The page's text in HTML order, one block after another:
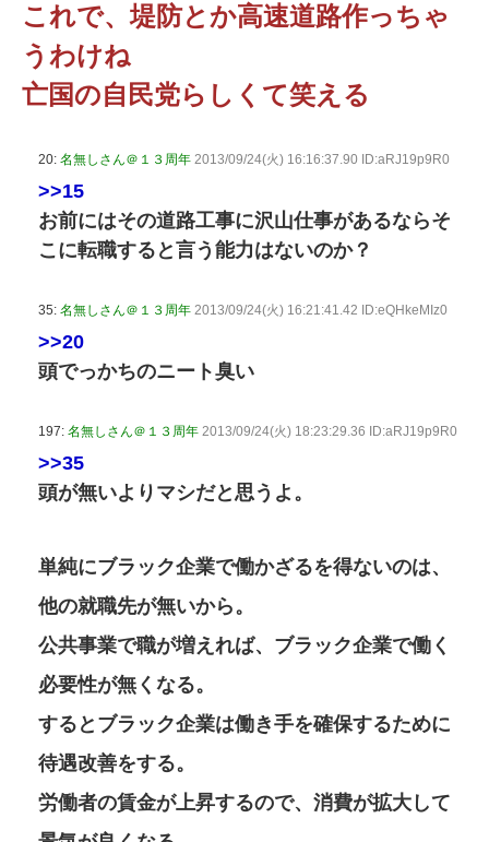
これで、堤防とか高速道路作っちゃ
うわけね
亡国の自民党らしくて笑える
20: 名無しさん＠１３周年 2013/09/24(火) 16:16:37.90 ID:aRJ19p9R0
>>15
お前にはその道路工事に沢山仕事があるならそ
こに転職すると言う能力はないのか？
35: 名無しさん＠１３周年 2013/09/24(火) 16:21:41.42 ID:eQHkeMIz0
>>20
頭でっかちのニート臭い
197: 名無しさん＠１３周年 2013/09/24(火) 18:23:29.36 ID:aRJ19p9R0
>>35
頭が無いよりマシだと思うよ。
単純にブラック企業で働かざるを得ないのは、
他の就職先が無いから。
公共事業で職が増えれば、ブラック企業で働く
必要性が無くなる。
するとブラック企業は働き手を確保するために
待遇改善をする。
労働者の賃金が上昇するので、消費が拡大して